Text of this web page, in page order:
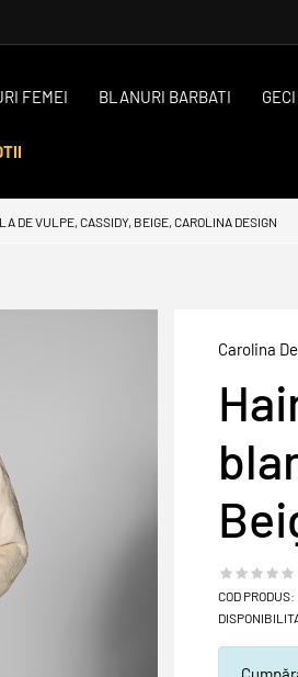
FEMEI BLANURI BARBATI
DE VULPE, CASSIDY, BEIGE, CAROLINA DESIGN
Carolina
COD PRODUS: